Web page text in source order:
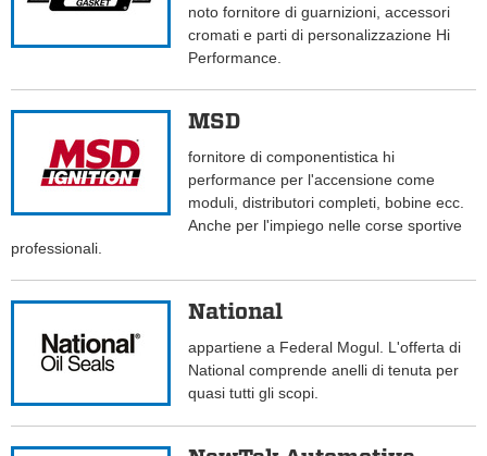
noto fornitore di guarnizioni, accessori
cromati e parti di personalizzazione Hi
Performance.
MSD
fornitore di componentistica hi
performance per l'accensione come
moduli, distributori completi, bobine ecc.
Anche per l'impiego nelle corse sportive
professionali.
National
appartiene a Federal Mogul. L'offerta di
National comprende anelli di tenuta per
quasi tutti gli scopi.